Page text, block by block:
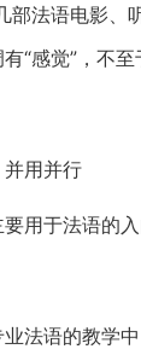
法语电影、
“感觉”，不至
用并行
用于法语的
法语的教学